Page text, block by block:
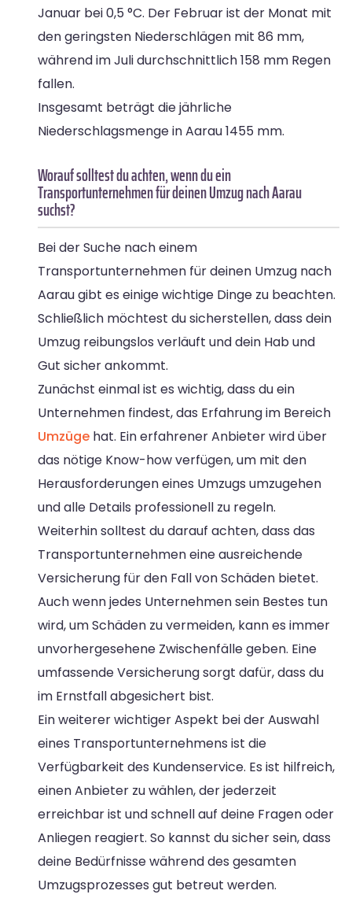
Januar bei 0,5 °C. Der Februar ist der Monat mit
den geringsten Niederschlägen mit 86 mm,
während im Juli durchschnittlich 158 mm Regen
fallen.
Insgesamt beträgt die jährliche
Niederschlagsmenge in Aarau 1455 mm.
Worauf solltest du achten, wenn du ein
Transportunternehmen für deinen Umzug nach Aarau
suchst?
Bei der Suche nach einem
Transportunternehmen für deinen Umzug nach
Aarau gibt es einige wichtige Dinge zu beachten.
Schließlich möchtest du sicherstellen, dass dein
Umzug reibungslos verläuft und dein Hab und
Gut sicher ankommt.
Zunächst einmal ist es wichtig, dass du ein
Unternehmen findest, das Erfahrung im Bereich
Umzüge hat. Ein erfahrener Anbieter wird über
das nötige Know-how verfügen, um mit den
Herausforderungen eines Umzugs umzugehen
und alle Details professionell zu regeln.
Weiterhin solltest du darauf achten, dass das
Transportunternehmen eine ausreichende
Versicherung für den Fall von Schäden bietet.
Auch wenn jedes Unternehmen sein Bestes tun
wird, um Schäden zu vermeiden, kann es immer
unvorhergesehene Zwischenfälle geben. Eine
umfassende Versicherung sorgt dafür, dass du
im Ernstfall abgesichert bist.
Ein weiterer wichtiger Aspekt bei der Auswahl
eines Transportunternehmens ist die
Verfügbarkeit des Kundenservice. Es ist hilfreich,
einen Anbieter zu wählen, der jederzeit
erreichbar ist und schnell auf deine Fragen oder
Anliegen reagiert. So kannst du sicher sein, dass
deine Bedürfnisse während des gesamten
Umzugsprozesses gut betreut werden.